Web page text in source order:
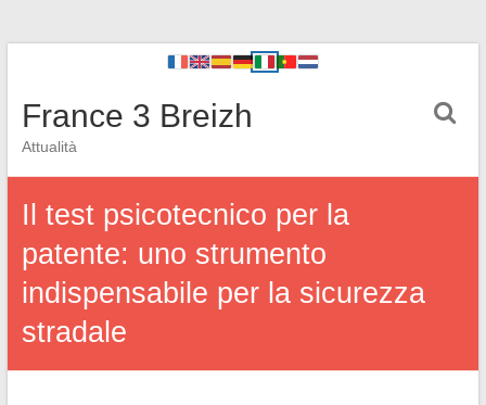
France 3 Breizh
Attualità
Il test psicotecnico per la
patente: uno strumento
indispensabile per la sicurezza
stradale